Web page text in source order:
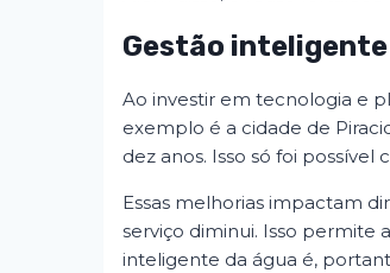
Gestão
Ao investir em tecnologia e
exemplo é a cidade de
dez anos. Isso só foi
Essas melhorias impactam
serviço diminui. Isso permite
inteligente da água é,